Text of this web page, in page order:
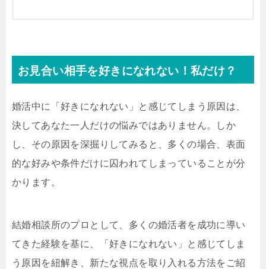
お見合い相手を好きになれない！私だけ？
婚活中に「好きになれない」と感じてしまう原因は、
決してあなた一人だけの悩みではありません。しか
し、その原因を深掘りしてみると、多くの場合、表面
的な好みや条件だけに囚われてしまっていることが分
かります。
結婚相談所のプロとして、多くの婚活者を成功に導い
てきた経験を基に、「好きになれない」と感じてしま
う原因を紐解き、新たな視点を取り入れる方法をご紹